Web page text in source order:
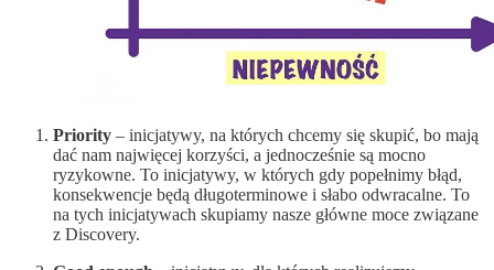
Priority – inicjatywy, na których chcemy się skupić, bo mają
dać nam najwięcej korzyści, a jednocześnie są mocno
ryzykowne. To inicjatywy, w których gdy popełnimy błąd,
konsekwencje będą długoterminowe i słabo odwracalne. To
na tych inicjatywach skupiamy nasze główne moce związane
z Discovery.